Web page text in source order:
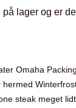
lager og er
Omaha
Winterfrost
steak meget